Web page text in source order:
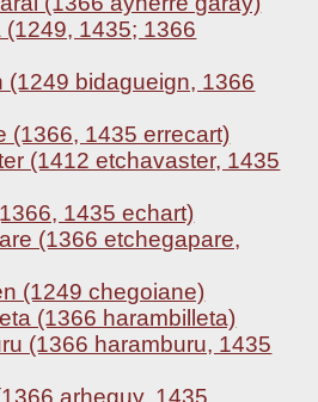
(1249, 1435; 1366
(1249 bidagueign, 1366
(1366, 1435 errecart)
(1412 etchavaster, 1435
1435 echart)
(1366 etchegapare,
(1249 chegoiane)
(1366 harambilleta)
(1366 haramburu, 1435